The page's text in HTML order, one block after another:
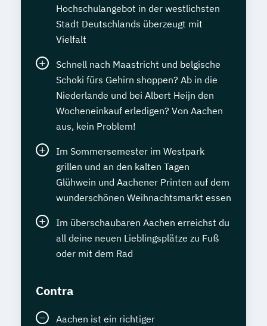
Hochschulangebot in der westlichsten
Stadt Deutschlands überzeugt mit
Vielfalt
Schnell nach Maastricht und belgische
Schoki fürs Gehirn shoppen? Ab in die
Niederlande und bei Albert Heijn den
Wocheneinkauf erledigen? Von Aachen
aus, kein Problem!
Im Sommersemester im Westpark
grillen und an den kalten Tagen
Glühwein und Aachener Printen auf dem
wunderschönen Weihnachtsmarkt essen
Im überschaubaren Aachen erreichst du
all deine neuen Lieblingsplätze zu Fuß
oder mit dem Rad
Contra
Aachen ist ein richtiger